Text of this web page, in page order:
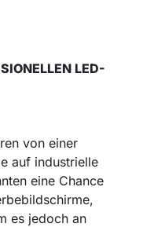
LED-
von einer
auf industrielle
eine Chance
es jedoch an